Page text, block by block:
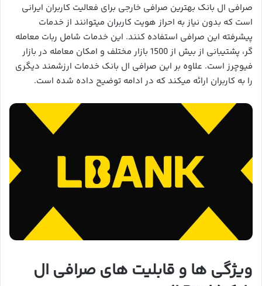
صرافی ال بانک بهترین صرافی خارجی برای فعالیت کاربران ایرانی
است که بدون نیاز به احراز هویت کاربران میتوانند از خدمات
پیشرفته این صرافی استفاده کنند. این خدمات شامل ربات معامله
گر، پشتیبانی از بیش از 1500 بازار مختلف و امکان معامله در بازار
فیوچرز است. علاوه بر این صرافی ال بانک خدمات ارزشمند دیگری
را به کاربران ارائه میکند که در ادامه توضیح داده شده است.
ویژگی ها و قابلیت های صرافی ال